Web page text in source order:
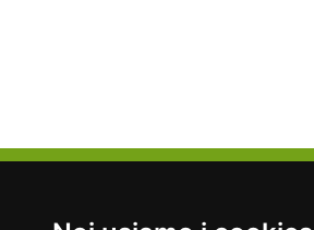
07/08/1962
07/08/1873